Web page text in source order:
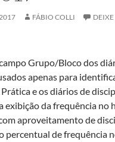
FÁBIO COLLI
Grupo/Bloco dos
apenas para
Prática e os diários de
exibição da frequência no
aproveitamento de
percentual de frequência